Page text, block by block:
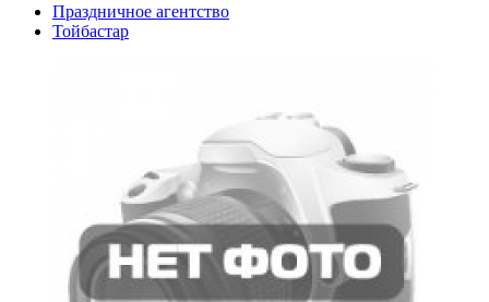
Праздничное агентство
Тойбастар